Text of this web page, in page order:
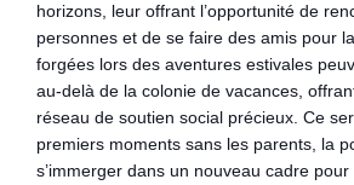
horizons, leur offrant l’opportunité de
personnes et de se faire des amis pour
forgées lors des aventures estivales
au-delà de la colonie de vacances,
réseau de soutien social précieux. Ce
premiers moments sans les parents, la
s’immerger dans un nouveau cadre pour